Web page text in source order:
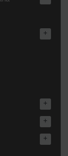
+
+
+
+